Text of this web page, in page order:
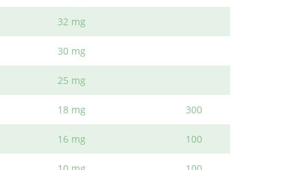
32 mg
30 mg
25 mg
18 mg 300
16 mg 100